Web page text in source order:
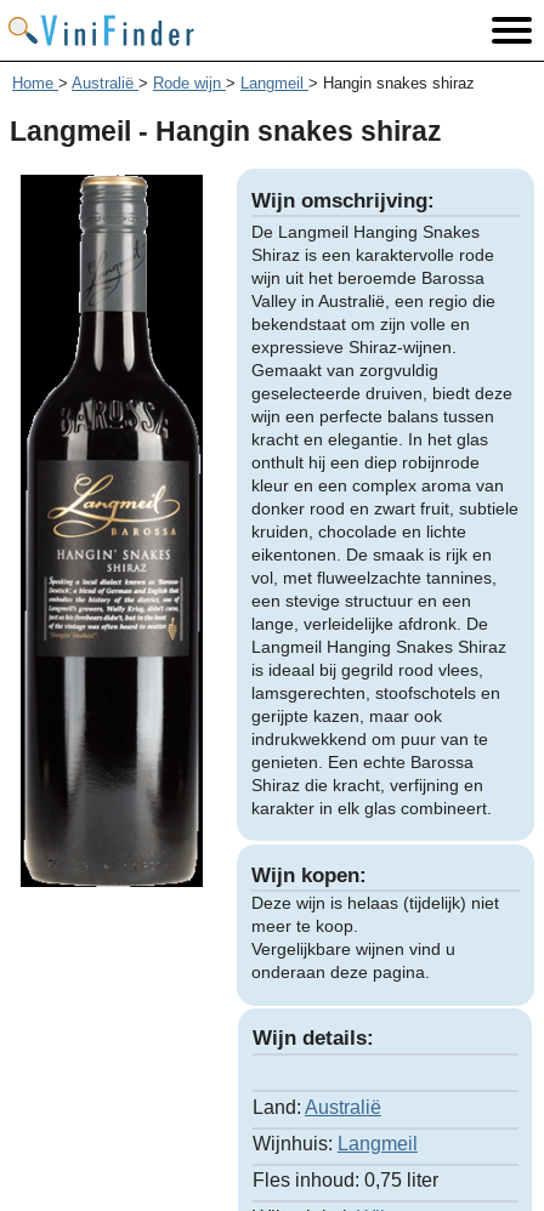
Home > Australië > Rode wijn > Langmeil > Hangin snakes shiraz
Langmeil - Hangin snakes shiraz
Wijn omschrijving:
De Langmeil Hanging Snakes
Shiraz is een karaktervolle rode
wijn uit het beroemde Barossa
Valley in Australië, een regio die
bekendstaat om zijn volle en
expressieve Shiraz-wijnen.
Gemaakt van zorgvuldig
geselecteerde druiven, biedt deze
wijn een perfecte balans tussen
kracht en elegantie. In het glas
onthult hij een diep robijnrode
kleur en een complex aroma van
donker rood en zwart fruit, subtiele
kruiden, chocolade en lichte
eikentonen. De smaak is rijk en
vol, met fluweelzachte tannines,
een stevige structuur en een
lange, verleidelijke afdronk. De
Langmeil Hanging Snakes Shiraz
is ideaal bij gegrild rood vlees,
lamsgerechten, stoofschotels en
gerijpte kazen, maar ook
indrukwekkend om puur van te
genieten. Een echte Barossa
Shiraz die kracht, verfijning en
karakter in elk glas combineert.
Wijn kopen:
Deze wijn is helaas (tijdelijk) niet
meer te koop.
Vergelijkbare wijnen vind u
onderaan deze pagina.
Wijn details:
Land: Australië
Wijnhuis: Langmeil
Fles inhoud: 0,75 liter